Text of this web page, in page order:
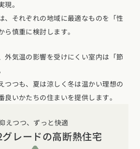
。
、それぞれの地域に最適なものを「性
慎重に検討します。
外気温の影響を受けにくい室内は「節
つつも、夏は涼しく冬は温かい理想の
良いかたちの住まいを提供します。
えつつ、ずっと快適
レードの高断熱住宅